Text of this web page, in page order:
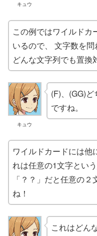
キュウ
この例ではワイルドカ
いるので、 文字数を
どんな文字列でも置換
キュウ
(F)、(GG)
ですね。
ワイルドカードには他
れは任意の1文字とい
「？？」だと任意の
ね！
これはどん